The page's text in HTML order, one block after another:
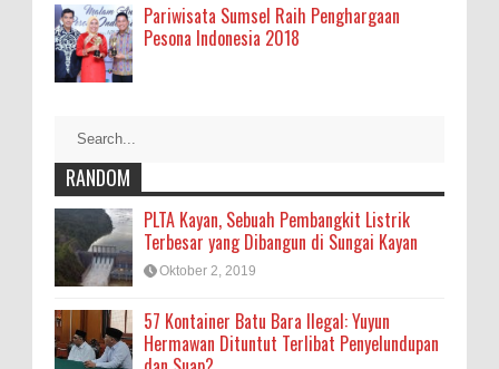
Pariwisata Sumsel Raih Penghargaan
Pesona Indonesia 2018
RANDOM
PLTA Kayan, Sebuah Pembangkit Listrik
Terbesar yang Dibangun di Sungai Kayan
Oktober 2, 2019
57 Kontainer Batu Bara Ilegal: Yuyun
Hermawan Dituntut Terlibat Penyelundupan